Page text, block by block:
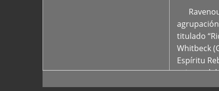
titulado
Whitbeck
Espíritu
oriente